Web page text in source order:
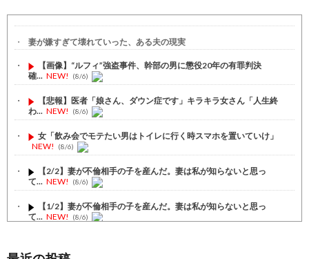
妻が嫌すぎて壊れていった、ある夫の現実
【画像】“ルフィ”強盗事件、幹部の男に懲役20年の有罪判決
確... NEW! (8/6)
【悲報】医者「娘さん、ダウン症です」キラキラ女さん「人生終
わ... NEW! (8/6)
女「飲み会でモテたい男はトイレに行く時スマホを置いていけ」
NEW!
(8/6)
【2/2】妻が不倫相手の子を産んだ。妻は私が知らないと思っ
て... NEW! (8/6)
【1/2】妻が不倫相手の子を産んだ。妻は私が知らないと思っ
て... NEW! (8/6)
い...
NEW!